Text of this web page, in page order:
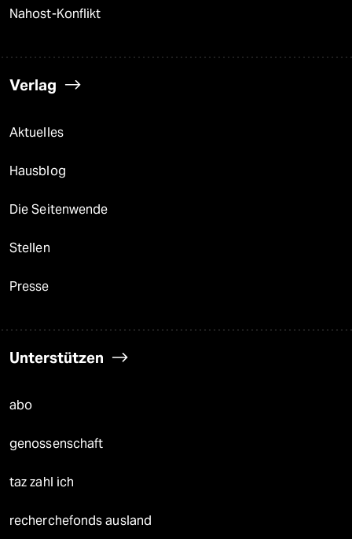
Nahost-Konflikt
Verlag
Aktuelles
Hausblog
Die Seitenwende
Stellen
Presse
Unterstützen
abo
genossenschaft
taz zahl ich
recherchefonds ausland